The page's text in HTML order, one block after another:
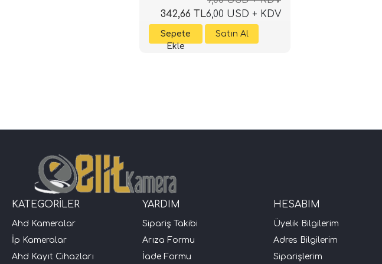
6,00 USD + KDV
342,66 TL
KATEGORİLER
Ahd Kameralar
İp Kameralar
Ahd Kayıt Cihazları
YARDIM
Sipariş Takibi
Arıza Formu
İade Formu
HESABIM
Üyelik Bilgilerim
Adres Bilgilerim
Siparişlerim